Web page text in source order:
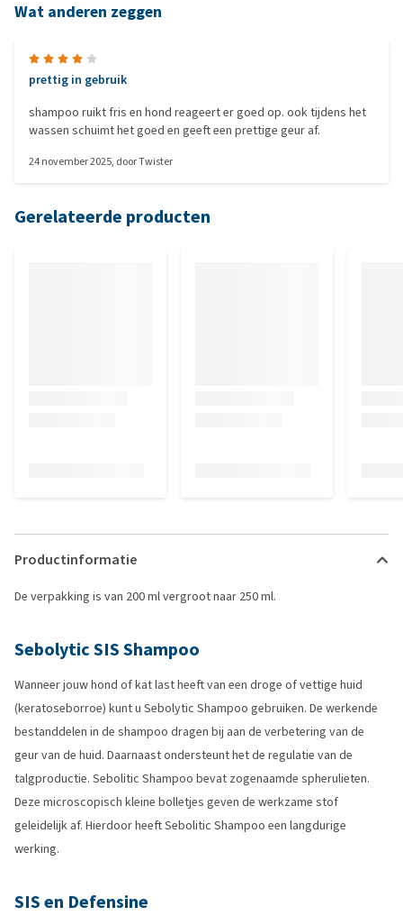
Wat anderen zeggen
prettig in gebruik
shampoo ruikt fris en hond reageert er goed op. ook tijdens het
wassen schuimt het goed en geeft een prettige geur af.
24 november 2025, doorTwister
Gerelateerde producten
Productinformatie
De verpakking is van 200 ml vergroot naar 250 ml.
Sebolytic SIS Shampoo
Wanneer jouw hond of kat last heeft van een droge of vettige huid
(keratoseborroe) kunt u Sebolytic Shampoo gebruiken. De werkende
bestanddelen in de shampoo dragen bij aan de verbetering van de
geur van de huid. Daarnaast ondersteunt het de regulatie van de
talgproductie. Sebolitic Shampoo bevat zogenaamde spherulieten.
Deze microscopisch kleine bolletjes geven de werkzame stof
geleidelijk af. Hierdoor heeft Sebolitic Shampoo een langdurige
werking.
SIS en Defensine